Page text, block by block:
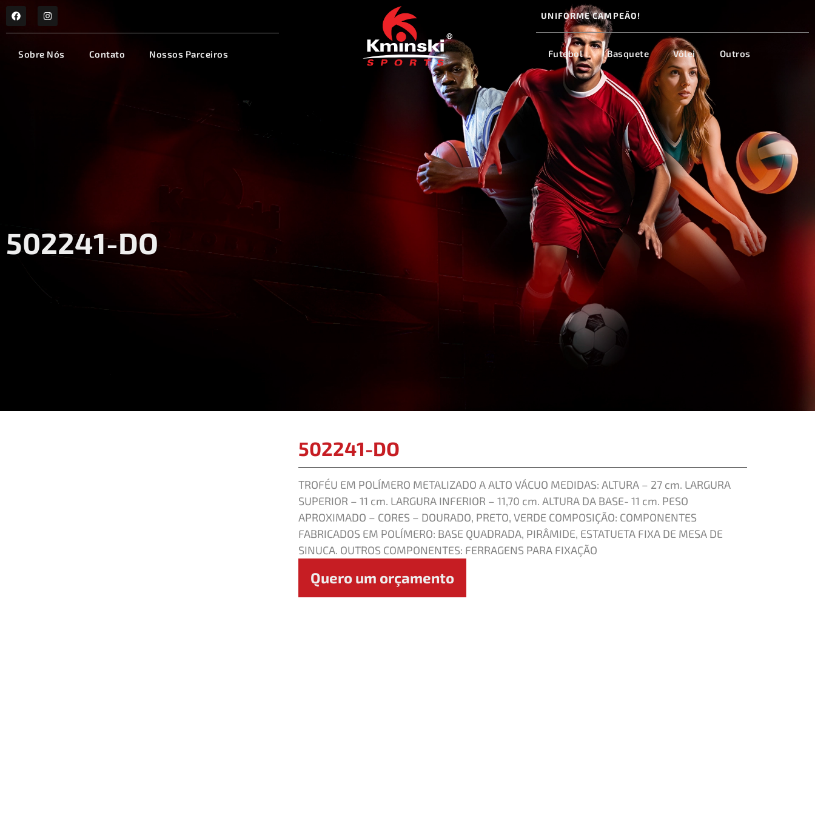
Sobre Nós Contato Nossos Parceiros
UNIFORME CAMPEÃO!
Futebol Basquete Vôlei Outros
502241-DO
502241-DO
TROFÉU EM POLÍMERO METALIZADO A ALTO VÁCUO MEDIDAS: ALTURA – 27 cm. LARGURA
SUPERIOR – 11 cm. LARGURA INFERIOR – 11,70 cm. ALTURA DA BASE- 11 cm. PESO
APROXIMADO – CORES – DOURADO, PRETO, VERDE COMPOSIÇÃO: COMPONENTES
FABRICADOS EM POLÍMERO: BASE QUADRADA, PIRÂMIDE, ESTATUETA FIXA DE MESA DE
SINUCA. OUTROS COMPONENTES: FERRAGENS PARA FIXAÇÃO
Quero um orçamento